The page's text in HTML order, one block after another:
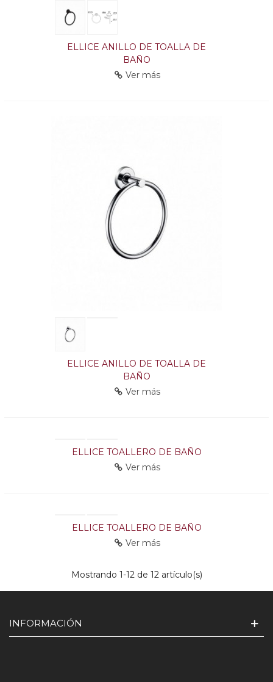
ELLICE ANILLO DE TOALLA DE
BAÑO
Ver más
ELLICE ANILLO DE TOALLA DE
BAÑO
Ver más
ELLICE TOALLERO DE BAÑO
Ver más
ELLICE TOALLERO DE BAÑO
Ver más
Mostrando 1-12 de 12 artículo(s)
INFORMACIÓN